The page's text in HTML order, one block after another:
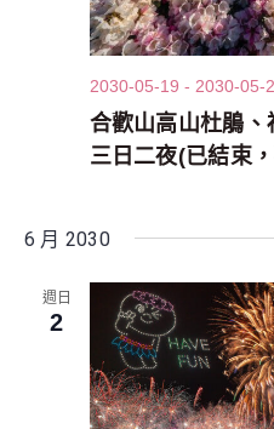
合歡山高山杜鵑、
三日二夜(已結束
2030-05-19 - 2030-05-
6 月 2030
週日
2